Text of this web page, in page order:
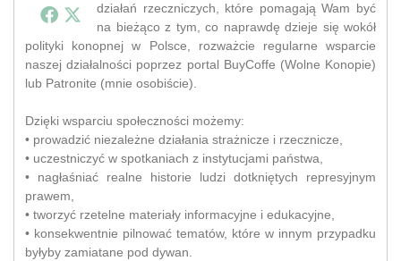
działań rzeczniczych, które pomagają Wam być
na bieżąco z tym, co naprawdę dzieje się wokół
polityki konopnej w Polsce, rozważcie regularne wsparcie
naszej działalności poprzez portal BuyCoffe (Wolne Konopie)
lub Patronite (mnie osobiście).
Dzięki wsparciu społeczności możemy:
• prowadzić niezależne działania strażnicze i rzecznicze,
• uczestniczyć w spotkaniach z instytucjami państwa,
• nagłaśniać realne historie ludzi dotkniętych represyjnym
prawem,
• tworzyć rzetelne materiały informacyjne i edukacyjne,
• konsekwentnie pilnować tematów, które w innym przypadku
byłyby zamiatane pod dywan.